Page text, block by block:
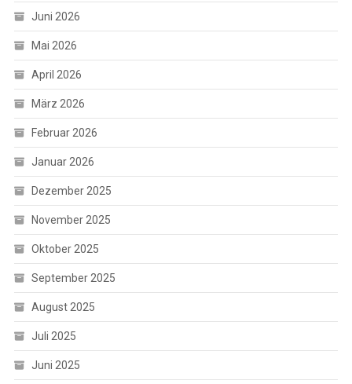
Juni 2026
Mai 2026
April 2026
März 2026
Februar 2026
Januar 2026
Dezember 2025
November 2025
Oktober 2025
September 2025
August 2025
Juli 2025
Juni 2025